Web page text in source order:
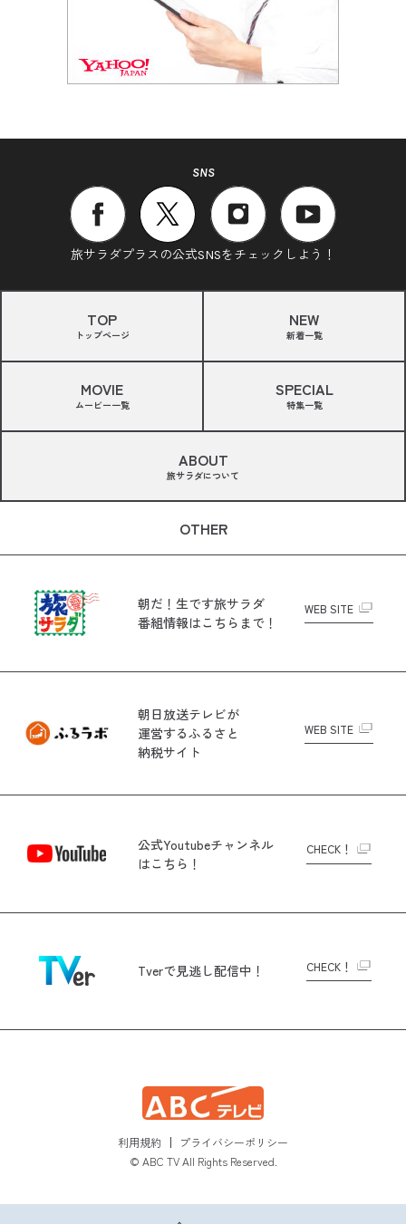
SNS
旅サラダプラスの公式SNSをチェックしよう！
TOP
トップページ
NEW
新着一覧
MOVIE
ムービー一覧
SPECIAL
特集一覧
ABOUT
旅サラダについて
OTHER
朝だ！生です旅サラダ
番組情報はこちらまで！
WEB SITE
朝日放送テレビが
運営するふるさと
納税サイト
WEB SITE
公式Youtubeチャンネル
はこちら！
CHECK！
Tverで見逃し配信中！ CHECK！
利用規約
プライバシーポリシー
© ABC TV All Rights Reserved.